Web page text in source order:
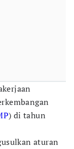
) di tahun
aturan